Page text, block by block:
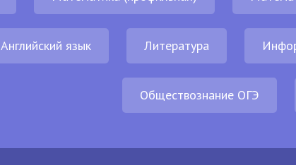
Английский язык Литература
Обществознание ОГЭ